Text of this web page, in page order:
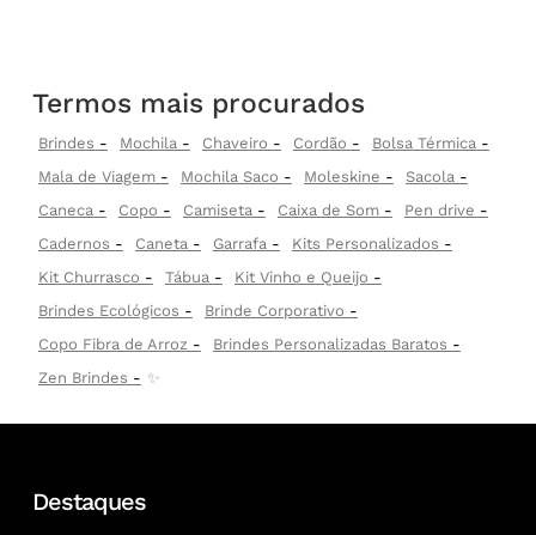
Termos mais procurados
Brindes Mochila Chaveiro Cordão
Bolsa Térmica
Mala de Viagem
Mochila Saco Moleskine
Sacola
Caneca
Copo Camiseta Caixa de Som
Pen drive
Cadernos
Caneta Garrafa
Kits Personalizados
Kit Churrasco
Tábua
Kit Vinho e Queijo
Brindes Ecológicos
Brinde Corporativo
Copo Fibra de Arroz
Brindes Personalizadas Baratos
Zen Brindes
✨
Destaques